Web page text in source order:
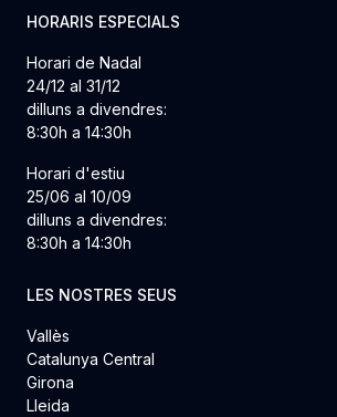
HORARIS ESPECIALS
Horari de Nadal
24/12 al 31/12
dilluns a divendres:
8:30h a 14:30h
Horari d'estiu
25/06 al 10/09
dilluns a divendres:
8:30h a 14:30h
LES NOSTRES SEUS
Vallès
Catalunya Central
Girona
Lleida